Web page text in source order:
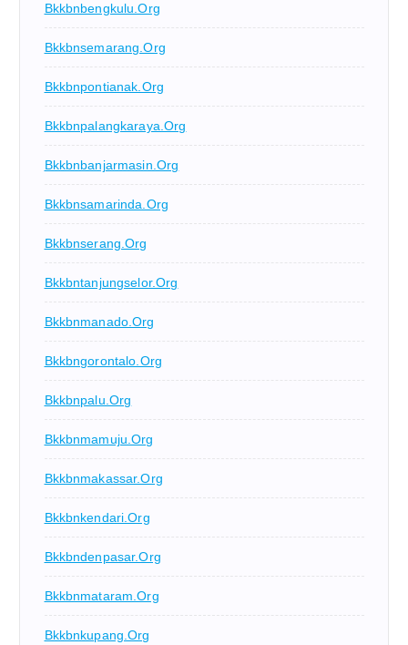
Bkkbnbengkulu.org
Bkkbnsemarang.org
Bkkbnpontianak.org
Bkkbnpalangkaraya.org
Bkkbnbanjarmasin.org
Bkkbnsamarinda.org
Bkkbnserang.org
Bkkbntanjungselor.org
Bkkbnmanado.org
Bkkbngorontalo.org
Bkkbnpalu.org
Bkkbnmamuju.org
Bkkbnmakassar.org
Bkkbnkendari.org
Bkkbndenpasar.org
Bkkbnmataram.org
Bkkbnkupang.org